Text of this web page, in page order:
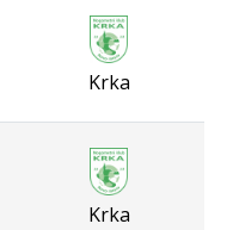
Krka
Krka